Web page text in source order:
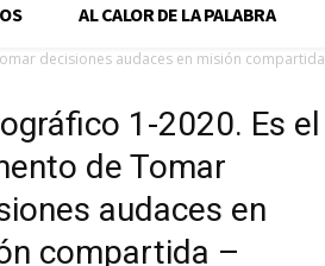
AL CALOR DE LA PALABRA
decisiones audaces en misión compartida
1-2020. Es el
de Tomar
audaces en
compartida –